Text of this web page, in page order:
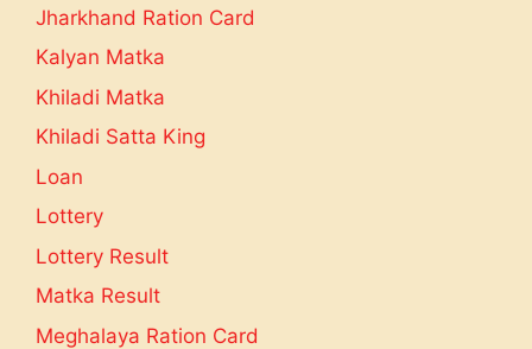
Jharkhand Ration Card
Kalyan Matka
Khiladi Matka
Khiladi Satta King
Loan
Lottery
Lottery Result
Matka Result
Meghalaya Ration Card